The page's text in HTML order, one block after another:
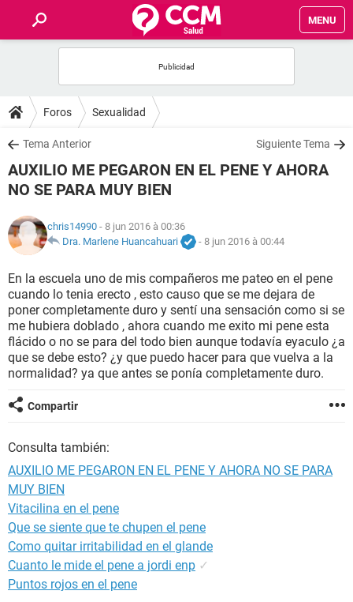
MENU
FORUMS
SALUD
FAMILIA
NUTRICIÓN
SEXUALIDAD
GLOSARIO
Foros Sexualidad
Tema Anterior Siguiente Tema
AUXILIO ME PEGARON EN EL PENE Y AHORA
NO SE PARA MUY BIEN
chris14990 - 8 jun 2016 à 00:36
Dra. Marlene Huancahuari
- 8 jun 2016 à 00:44
En la escuela uno de mis compañeros me pateo en el pene
cuando lo tenia erecto , esto causo que se me dejara de
poner completamente duro y sentí una sensación como si se
me hubiera doblado , ahora cuando me exito mi pene esta
flácido o no se para del todo bien aunque todavía eyaculo ¿a
que se debe esto? ¿y que puedo hacer para que vuelva a la
normalidad? ya que antes se ponía completamente duro.
Compartir
Consulta también:
AUXILIO ME PEGARON EN EL PENE Y AHORA NO SE PARA
MUY BIEN
Vitacilina en el pene
Que se siente que te chupen el pene
Como quitar irritabilidad en el glande
Cuanto le mide el pene a jordi enp ✓
Puntos rojos en el pene